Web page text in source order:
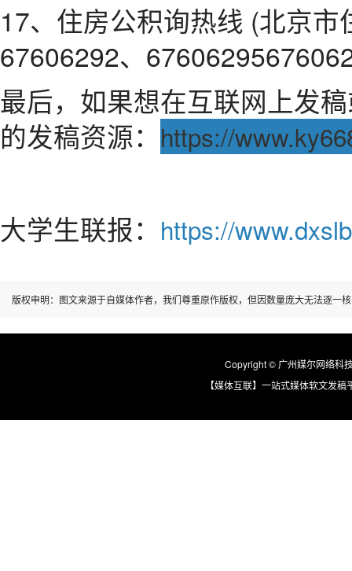
17、住房公积询热线 (北京
67606292、
最后，如果想在互联网上发
的发稿资源： https://
大学生联报： https://
版权申明：图文来源于自媒体作者，我们尊重原作版权，但因数量庞大无法逐一
Copyright © 广州媒尔网络科
【媒体互联】一站式媒体软文发